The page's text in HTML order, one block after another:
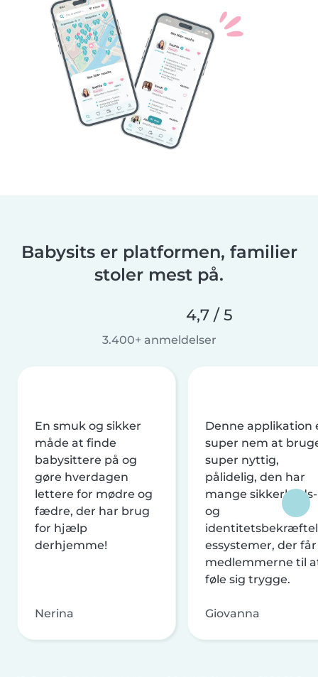
Babysits er platformen, familier
stoler mest på.
4,7 / 5
3.400+ anmeldelser
En smuk og sikker
måde at finde
babysittere på og
gøre hverdagen
lettere for mødre og
fædre, der har brug
for hjælp
derhjemme!
Nerina
Denne applikation
super nem at
super nyttig,
pålidelig, den har
mange sikkerheds-
og
essystemer, der får
medlemmerne til
føle sig trygge.
Giovanna